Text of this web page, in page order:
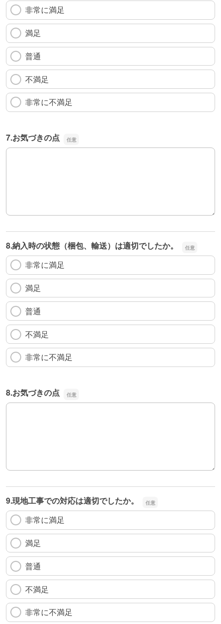
非常に満足
満足
普通
不満足
非常に不満足
7.お気づきの点
7.お気づきの点
8.納入時の状態（梱包、輸送）は適切でしたか。
非常に満足
満足
普通
不満足
非常に不満足
8.お気づきの点
8.お気づきの点
9.現地工事での対応は適切でしたか。
非常に満足
満足
普通
不満足
非常に不満足